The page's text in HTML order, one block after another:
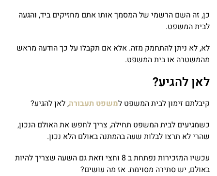
כן, זה השם הרשמי של המסמך אותו אתם מחזיקים ביד, והגעה
לבית המשפט.
לא, לא ניתן להתחמק מזה. אלא אם תקבלו על כך הודעה מראש
מהמשטרה או בית המשפט.
לאן להגיע?
קיבלתם זימון לבית המשפט למשפט תעבורה, לאן להגיע?
כשמגיעים לבית המשפט תחילה, צריך לחפש את האולם הנכון,
שהרי לא תרצו לבלות שעה בהמתנה באולם הלא נכון.
עכשיו המזכירות נפתחת ב 8 וחצי וזאת גם השעה שצריך להיות
באולם, יש סתירה מסוימת. אז מה עושים?